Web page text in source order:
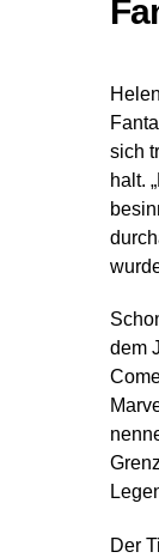
sich
halt.
dem
Der